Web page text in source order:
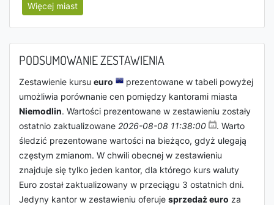
Więcej miast
PODSUMOWANIE ZESTAWIENIA
Zestawienie kursu euro
prezentowane w tabeli powyżej
umożliwia porównanie cen pomiędzy kantorami miasta
Niemodlin. Wartości prezentowane w zestawieniu zostały
ostatnio zaktualizowane 2026-08-08 11:38:00
. Warto
śledzić prezentowane wartości na bieżąco, gdyż ulegają
częstym zmianom. W chwili obecnej w zestawieniu
znajduje się tylko jeden kantor, dla którego kurs waluty
Euro został zaktualizowany w przeciągu 3 ostatnich dni.
Jedyny kantor w zestawieniu oferuje sprzedaż euro za